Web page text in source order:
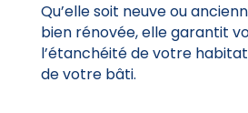
Qu’elle soit neuve ou
bien rénovée, elle garantit
l’étanchéité de votre
de votre bâti.